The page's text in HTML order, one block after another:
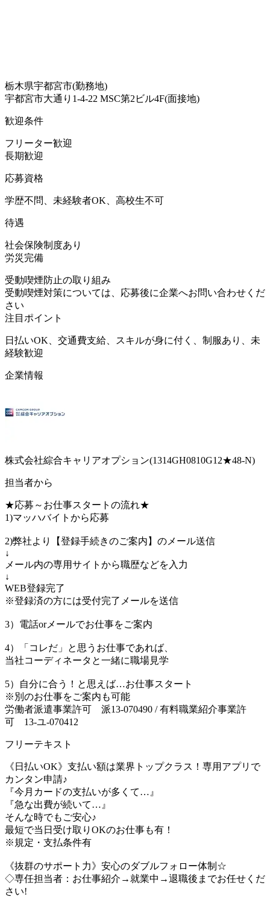
栃木県宇都宮市(勤務地)
宇都宮市大通り1-4-22 MSC第2ビル4F(面接地)
歓迎条件
フリーター歓迎
長期歓迎
応募資格
学歴不問、未経験者OK、高校生不可
待遇
社会保険制度あり
労災完備
受動喫煙防止の取り組み
受動喫煙対策については、応募後に企業へお問い合わせくだ
さい
注目ポイント
日払いOK、交通費支給、スキルが身に付く、制服あり、未
経験歓迎
企業情報
株式会社綜合キャリアオプション(1314GH0810G12★48-N)
担当者から
★応募～お仕事スタートの流れ★
1)マッハバイトから応募
2)弊社より【登録手続きのご案内】のメール送信
↓
メール内の専用サイトから職歴などを入力
↓
WEB登録完了
※登録済の方には受付完了メールを送信
3）電話orメールでお仕事をご案内
4）「コレだ」と思うお仕事であれば、
当社コーディネータと一緒に職場見学
5）自分に合う！と思えば…お仕事スタート
※別のお仕事をご案内も可能
労働者派遣事業許可 派13-070490 / 有料職業紹介事業許
可 13-ユ-070412
フリーテキスト
《日払いOK》支払い額は業界トップクラス！専用アプリで
カンタン申請♪
『今月カードの支払いが多くて…』
『急な出費が続いて…』
そんな時でもご安心♪
最短で当日受け取りOKのお仕事も有！
※規定・支払条件有
《抜群のサポート力》安心のダブルフォロー体制☆
◇専任担当者：お仕事紹介→就業中→退職後までお任せくだ
さい!